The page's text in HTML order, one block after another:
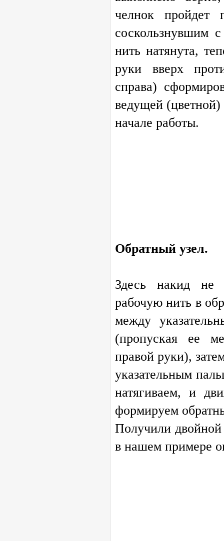
челнок пройдет
соскользнувшим
нить натянута,
руки вверх
справа)
ведущей
начале работы.
Обратный узел.
Здесь накид не
рабочую нить в
между
(пропуская ее
правой руки),
указательным
натягиваем, и
формируем
Получили двойной
в нашем примере